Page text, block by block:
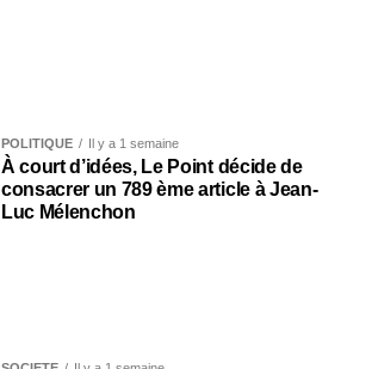
POLITIQUE Il y a 1 semaine
À court d’idées, Le Point décide de
consacrer un 789 ème article à Jean-
Luc Mélenchon